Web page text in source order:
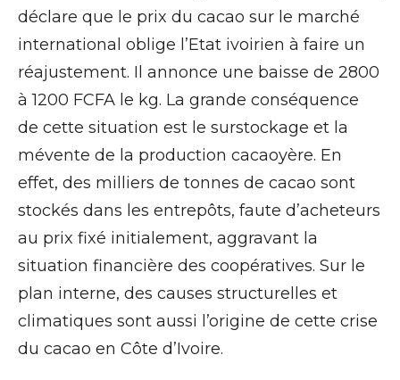
déclare que le prix du cacao sur le marché
international oblige l’Etat ivoirien à faire un
réajustement. Il annonce une baisse de 2800
à 1200 FCFA le kg. La grande conséquence
de cette situation est le surstockage et la
mévente de la production cacaoyère. En
effet, des milliers de tonnes de cacao sont
stockés dans les entrepôts, faute d’acheteurs
au prix fixé initialement, aggravant la
situation financière des coopératives. Sur le
plan interne, des causes structurelles et
climatiques sont aussi l’origine de cette crise
du cacao en Côte d’Ivoire.